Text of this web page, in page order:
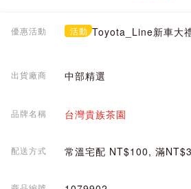
優惠活動 活動 Toyota_Line新車大
出貨廠商 中部精選
品牌名稱 台灣貴族茶園
配送方式 常溫宅配 NT$100, 滿